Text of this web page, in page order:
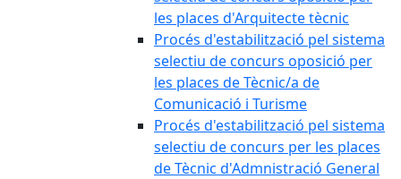
les places d'Arquitecte tècnic
Procés d'estabilització pel sistema
selectiu de concurs oposició per
les places de Tècnic/a de
Comunicació i Turisme
Procés d'estabilització pel sistema
selectiu de concurs per les places
de Tècnic d'Admnistració General